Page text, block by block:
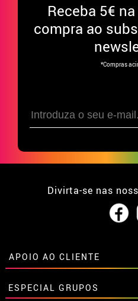
Receba 5€
compra ao
*Compras
Divirta-se nas
APOIO AO CLIENTE
• Sobre nós
ESPECIAL GRUPOS